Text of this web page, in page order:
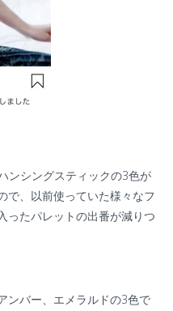
ンシングスティックの3色が
で、以前使っていた様々なフ
ったパレットの出番が減りつ
ンバー、エメラルドの3色で